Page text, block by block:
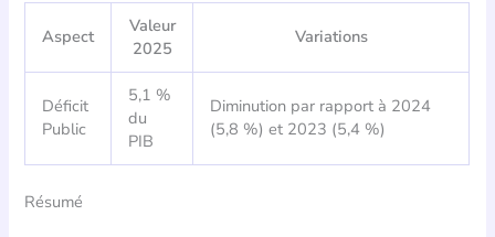
Aspect
Valeur
2025
Variations
Déficit
Public
5,1 %
du
PIB
Diminution par rapport à 2024
(5,8 %) et 2023 (5,4 %)
Résumé